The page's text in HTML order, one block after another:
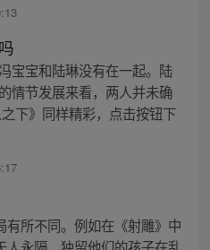
宝宝和陆琳没有在一起。陆
情节发展来看，两人并未确
下》同样精彩，点击按钮下
有所不同。例如在《射雕》中